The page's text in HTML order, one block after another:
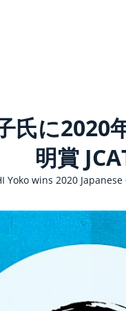
氏に2020
明賞
Yoko wins 2020